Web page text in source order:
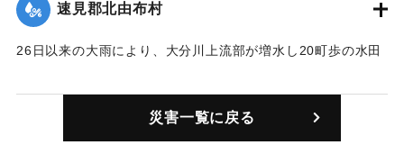
速見郡北由布村
26日以来の大雨により、大分川上流部が増水し20町歩の水田
災害一覧に戻る